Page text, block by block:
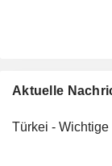
Aktuelle
Türkei - Wichtige